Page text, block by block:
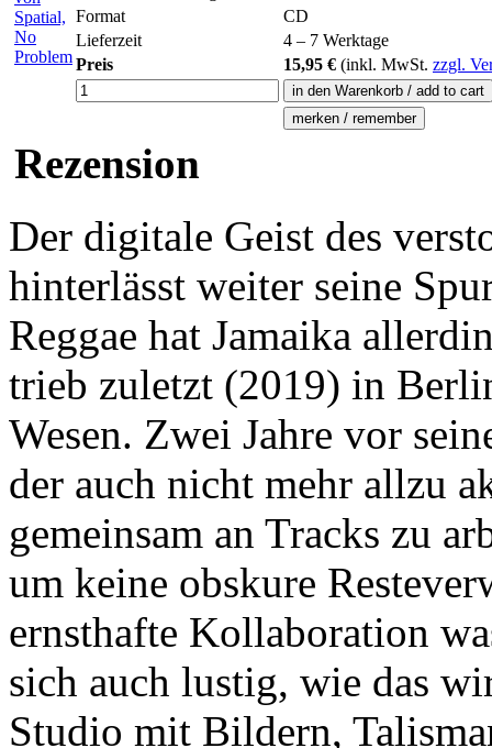
Format
CD
Lieferzeit
4 – 7 Werktage
Preis
15,95 € (inkl. MwSt. zzgl.
Rezension
Der digitale Geist des
hinterlässt weiter seine
Reggae hat Jamaika
trieb zuletzt (2019) in
Wesen. Zwei Jahre vor
der auch nicht mehr allzu
gemeinsam an Tracks zu
um keine obskure
ernsthafte Kollaboration
sich auch lustig, wie das
Studio mit Bildern,